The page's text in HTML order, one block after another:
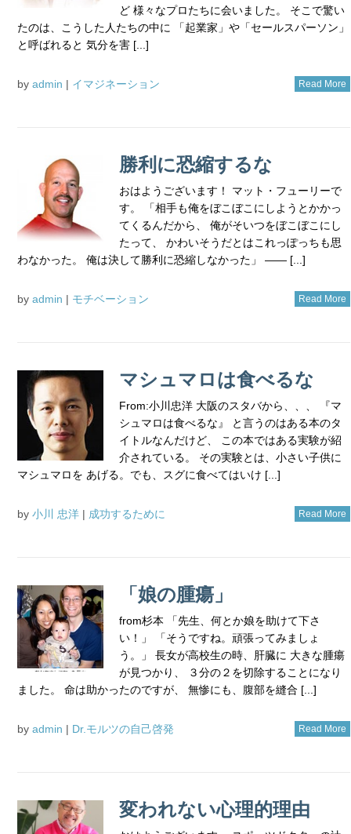
ど 様々なプロたちに会いました。 そこで驚い
たのは、こうした人たちの中に 「起業家」や「セールスパーソン」
と呼ばれると 気分を害 [...]
by admin | イマジネーション Read More
勝利に恐縮するな
おはようございます！ マット・フューリーで
す。 「相手も俺をぼこぼこにしようとかかっ
てくるんだから、 俺がそいつをぼこぼこにし
たって、 かわいそうだとはこれっぽっちも思
わなかった。 俺は決して勝利に恐縮しなかった」 ―― [...]
by admin | モチベーション Read More
マシュマロは食べるな
From:小川忠洋 大阪のスタバから、、、 『マ
シュマロは食べるな』 と言うのはある本のタ
イトルなんだけど、 この本ではある実験が紹
介されている。 その実験とは、小さい子供に
マシュマロを あげる。でも、スグに食べてはいけ [...]
by 小川 忠洋 | 成功するために Read More
「娘の腫瘍」
from杉本 「先生、何とか娘を助けて下さ
い！」 「そうですね。頑張ってみましょ
う。」 長女が高校生の時、肝臓に 大きな腫瘍
が見つかり、 ３分の２を切除することになり
ました。 命は助かったのですが、 無惨にも、腹部を縫合 [...]
by admin | Dr.モルツの自己啓発 Read More
変われない心理的理由